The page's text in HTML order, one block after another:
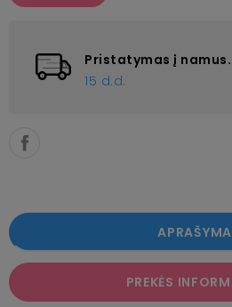
Pristatymas į namus.
15 d.d.
PREKĖS